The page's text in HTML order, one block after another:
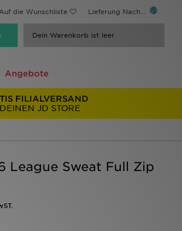
die Wunschliste Lieferung Nach...
Dein Warenkorb ist leer
Angebote
FILIALVERSAND
JD STORE
League Sweat Full Zip